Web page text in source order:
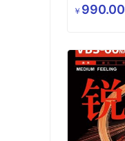
￥ 990.00